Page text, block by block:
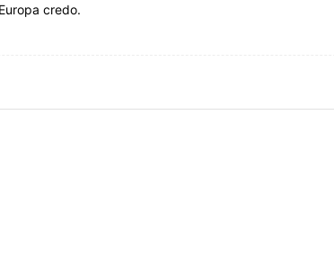
credo.